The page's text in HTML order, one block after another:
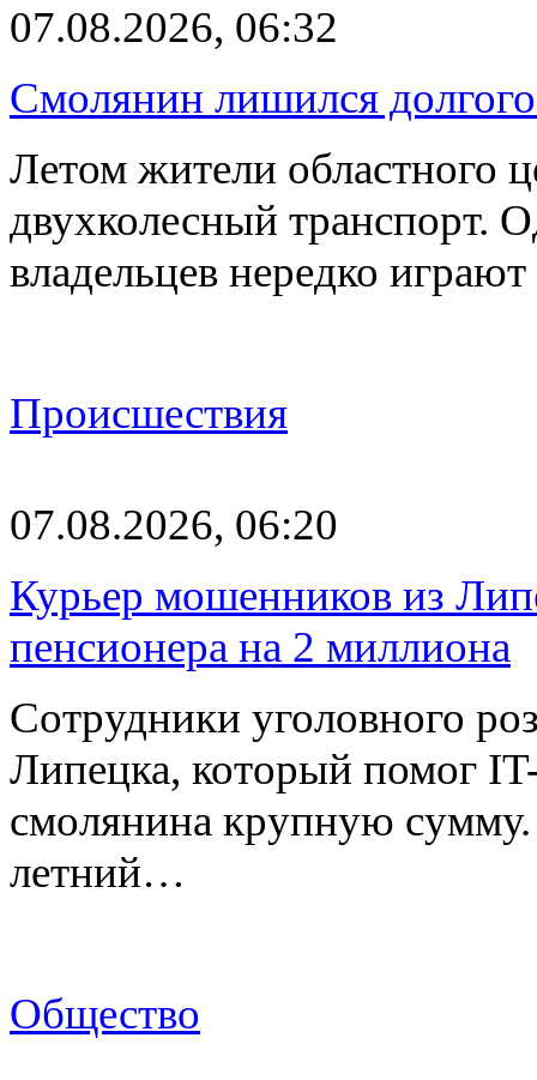
07.08.2026, 06:32
Смолянин лишился
Летом жители областного
двухколесный транспорт.
владельцев нередко
Происшествия
07.08.2026, 06:20
Курьер мошенников из
пенсионера на 2 миллиона
Сотрудники уголовного
Липецка, который помог
смолянина крупную
летний…
Общество